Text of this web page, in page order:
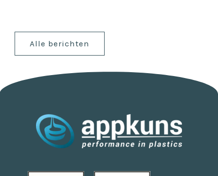
Alle berichten